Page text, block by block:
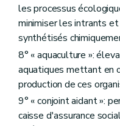
Art. D241
Art. D242
Art. D243
Section 2 Les
Art. D244
Section 3
Art. D245
Art. D246
Art. D247
Art. D248
Section 4
les processus
minimiser les intrants
synthétisés
8° « aquaculture »:
aquatiques mettant en
production de ces
9° « conjoint aidant »:
caisse d'assurance